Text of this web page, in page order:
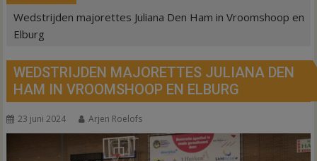
Wedstrijden majorettes Juliana Den Ham in Vroomshoop en
Elburg
WEDSTRIJDEN MAJORETTES JULIANA DEN
HAM IN VROOMSHOOP EN ELBURG
23 juni 2024 Arjen Roelofs